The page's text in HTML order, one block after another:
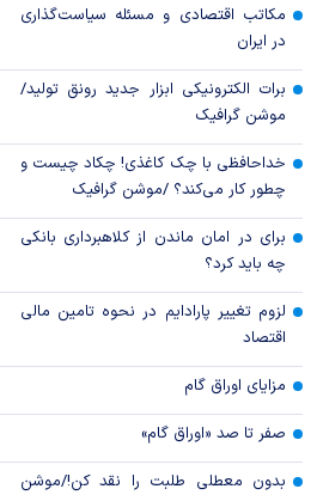
مکاتب اقتصادی و مسئله سیاست‌گذاری
در ایران
برات الکترونیکی ابزار جدید رونق تولید/
موشن گرافیک
خداحافظی با چک کاغذی! چکاد چیست و
چطور کار می‌کند؟ /موشن گرافیک
برای در امان ماندن از کلاهبرداری بانکی
چه باید کرد؟
لزوم تغییر پارادایم در نحوه تامین مالی
اقتصاد
مزایای اوراق گام
صفر تا صد «اوراق گام»
بدون معطلی طلبت را نقد کن!/موشن